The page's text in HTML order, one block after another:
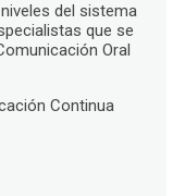
del sistema
que se
Oral
Continua